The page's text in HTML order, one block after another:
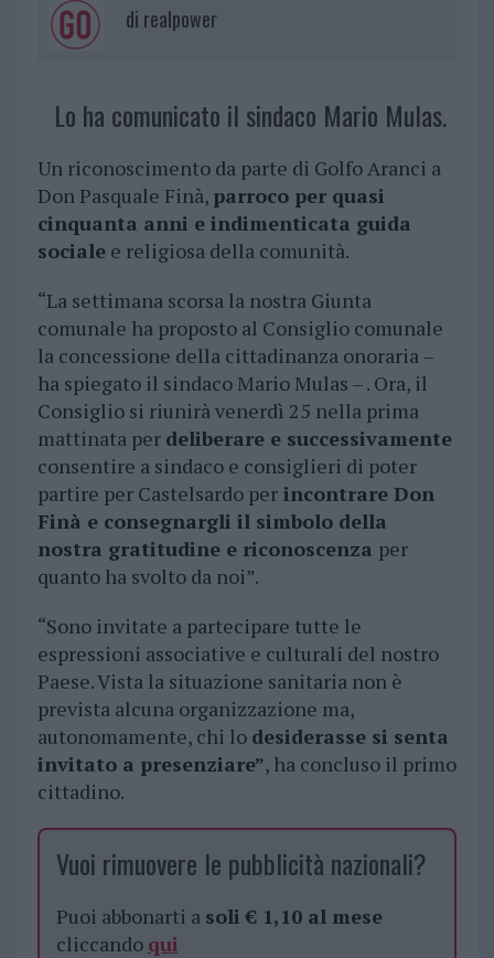
di realpower
Lo ha comunicato il sindaco Mario Mulas.
Un riconoscimento da parte di Golfo Aranci a
Don Pasquale Finà, parroco per quasi
cinquanta anni e indimenticata guida
socialee religiosa della comunità.
“La settimana scorsa la nostra Giunta
comunale ha proposto al Consiglio comunale
la concessione della cittadinanza onoraria –
ha spiegato il sindaco Mario Mulas – . Ora, il
Consiglio si riunirà venerdì 25 nella prima
mattinata per deliberare e successivamente
consentire a sindaco e consiglieri di poter
partire per Castelsardo perincontrare Don
Finà e consegnargli il simbolo della
nostra gratitudine e riconoscenza per
quanto ha svolto da noi”.
“Sono invitate a partecipare tutte le
espressioni associative e culturali del nostro
Paese. Vista la situazione sanitaria non è
prevista alcuna organizzazione ma,
autonomamente, chi lo desiderasse si senta
invitato a presenziare”, ha concluso il primo
cittadino.
Vuoi rimuovere le pubblicità nazionali?
Puoi abbonarti a soli € 1,10 al mese
cliccando qui